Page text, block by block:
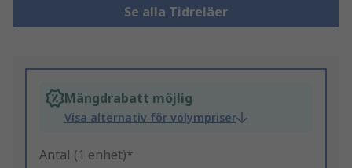
Se alla Tidreläer
Mängdrabatt möjlig
Visa alternativ för volympriser
Antal (1 enhet)*